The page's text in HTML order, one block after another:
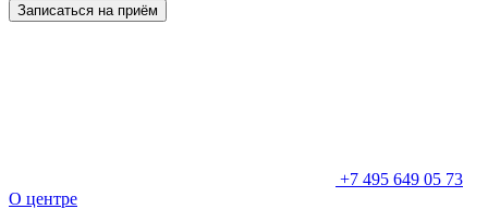
Записаться на приём
+7 495 649 05 73
О центре